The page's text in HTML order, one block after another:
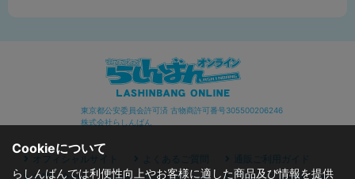
東京都公安委員会許可済 古物商許可番号305500206246
株式会社らしんばん
オフィシャルサイト よくあるご質問
通販ご利用ガイド
Cookieについて
らしんばんでは利便性向上やお客様に適した商品及び情報を提供